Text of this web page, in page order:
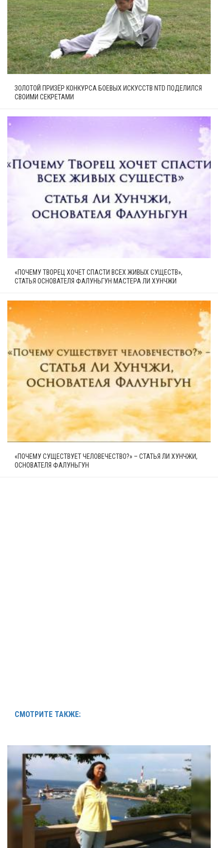
ЗОЛОТОЙ ПРИЗЁР КОНКУРСА БОЕВЫХ ИСКУССТВ NTD ПОДЕЛИЛСЯ
СВОИМИ СЕКРЕТАМИ
«ПОЧЕМУ ТВОРЕЦ ХОЧЕТ СПАСТИ ВСЕХ ЖИВЫХ СУЩЕСТВ»,
СТАТЬЯ ОСНОВАТЕЛЯ ФАЛУНЬГУН МАСТЕРА ЛИ ХУНЧЖИ
«ПОЧЕМУ СУЩЕСТВУЕТ ЧЕЛОВЕЧЕСТВО?» – СТАТЬЯ ЛИ ХУНЧЖИ,
ОСНОВАТЕЛЯ ФАЛУНЬГУН
СМОТРИТЕ ТАКЖЕ: